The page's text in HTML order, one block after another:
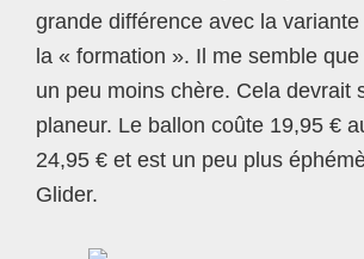
grande différence avec la
la « formation ». Il me semble
un peu moins chère. Cela devrait
planeur. Le ballon coûte 19,95 €
24,95 € et est un peu plus
Glider.